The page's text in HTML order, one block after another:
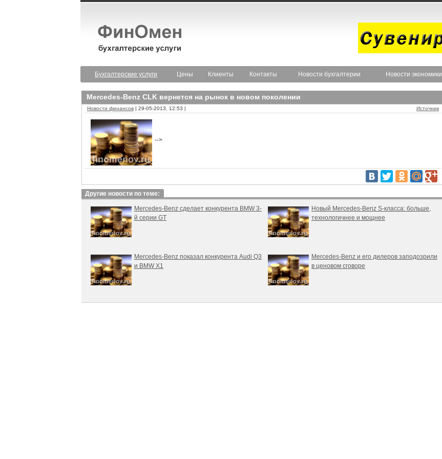
Бухгалтерские услуги
Цены Клиенты Контакты Новости бухгалтерии Новости экономики
Mercedes-Benz CLK вернется на рынок в новом поколении
Новости финансов | 29-05-2013, 12:53 | Источник
-->
Другие новости по теме:
Mercedes-Benz сделает конкурента BMW 3-
й серии GT
Новый Mercedes-Benz S-класса: больше,
технологичнее и мощнее
Mercedes-Benz показал конкурента Audi Q3
и BMW X1
Mercedes-Benz и его дилеров заподозрили
в ценовом сговоре